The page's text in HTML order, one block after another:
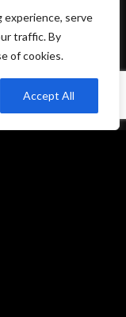
experience, serve
traffic. By
of cookies.
Accept All